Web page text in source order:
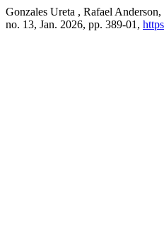
Gonzales Ureta , Rafael
no. 13, Jan. 2026, pp. 389-01,